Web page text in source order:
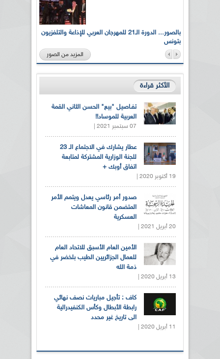
بالصور... الدورة الـ21 للمهرجان العربي للإذاعة والتلفزيون
بتونس
المزيد من الصور
الأكثر قراءة
تفـاصيل "بيع" الحسن الثاني القمة
العربية للموساد!!
07 سبتمبر 2021 |
عطار يشارك في الاجتماع الـ 23
للجنة الوزارية المشتركة لمتابعة
اتفاق أوبك +
19 أكتوبر 2020 |
صدور أمر رئاسي يعدل ويتمم الأمر
المتضمن قانون المعاشات
العسكرية
20 أبريل 2021 |
الأمين العام الأسبق للاتحاد العام
للعمال الجزائريين الطيب بلخضر في
ذمة الله
13 أبريل 2020 |
كاف : تأجيل مباريات نصف نهائي
رابطة الأبطال وكأس الكنفيدرالية
الى تاريخ غير محدد
11 أبريل 2020 |